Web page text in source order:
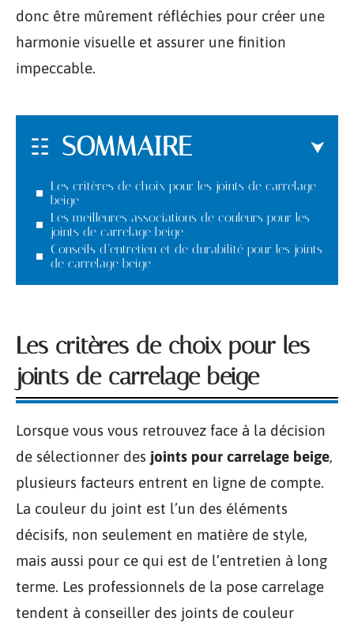
donc être mûrement réfléchies pour créer une
harmonie visuelle et assurer une finition
impeccable.
SOMMAIRE
Les critères de choix pour les joints de carrelage
beige
Les meilleures associations de couleurs pour les
joints de carrelage beige
Conseils d’entretien et de durabilité pour les joints
de carrelage beige
Les critères de choix pour les
joints de carrelage beige
Lorsque vous vous retrouvez face à la décision
de sélectionner des joints pour carrelage beige,
plusieurs facteurs entrent en ligne de compte.
La couleur du joint est l’un des éléments
décisifs, non seulement en matière de style,
mais aussi pour ce qui est de l’entretien à long
terme. Les professionnels de la pose carrelage
tendent à conseiller des joints de couleur